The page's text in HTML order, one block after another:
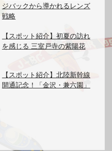
ジバックから導かれるレンズ
戦略
【スポット紹介】初夏の訪れ
を感じる 三室戸寺の紫陽花
【スポット紹介】北陸新幹線
開通記念！「金沢・兼六園」